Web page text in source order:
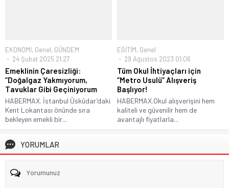
EKONOMİ, Genel, GÜNDEM
24 Şubat 2025 21:27
Emeklinin Çaresizliği:
“Doğalgaz Yakmıyorum,
Tavuklar Gibi Geçiniyorum
HABERMAX. İstanbul Üsküdar’daki
Kent Lokantası önünde sıra
bekleyen emekli bir...
EĞİTİM, Genel
29 Ağustos 2023 01:06
Tüm Okul İhtiyaçları için
“Metro Usulü” Alışveriş
Başlıyor!
HABERMAX.Okul alışverişini hem
kaliteli ve güvenilir hem de
avantajlı fiyatlarla...
YORUMLAR